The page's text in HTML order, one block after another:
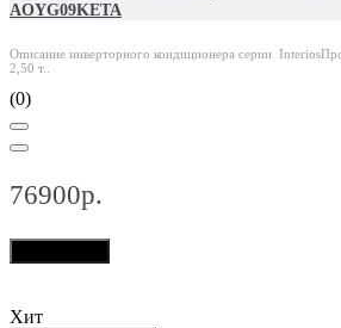
AOYG09KETA
Описание инверторного кондиционера серии
2,50 т..
(0)
76900р.
Хит